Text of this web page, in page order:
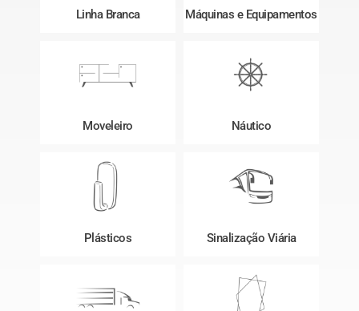
Linha Branca Máquinas e Equipamentos
Moveleiro Náutico
Plásticos Sinalização Viária